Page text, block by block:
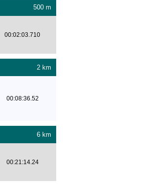
500 m
00:02:03.710
2 km
00:08:36.52
6 km
00:21:14.24